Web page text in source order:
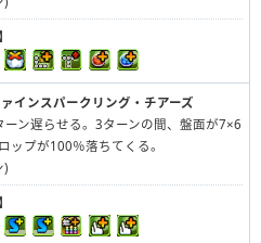
インスパークリング・チアーズ
ーン遅らせる。3ターンの間、盤面が7×6
ップが100％落ちてくる。
)